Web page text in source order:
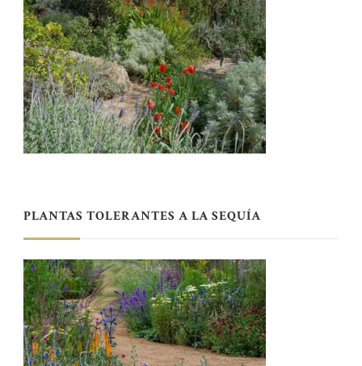
PLANTAS TOLERANTES A LA SEQUÍA